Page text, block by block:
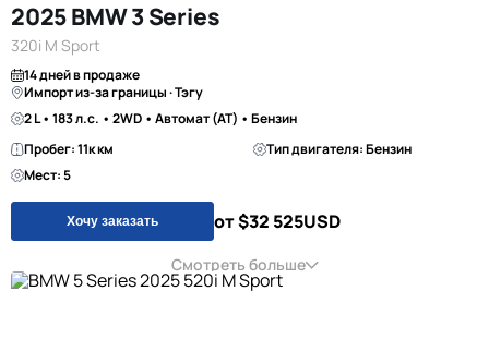
2025 BMW 3 Series
320i M Sport
14 дней в продаже
Импорт из-за границы · Тэгу
2 L • 183 л.с. • 2WD • Автомат (AT) • Бензин
Пробег: 11к км
Тип двигателя: Бензин
Мест: 5
Хочу заказать от $32 525USD
Смотреть больше